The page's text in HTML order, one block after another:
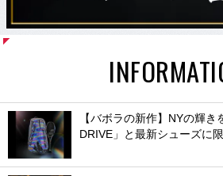
【バボラの新作】NYの輝き
DRIVE」と最新シューズに